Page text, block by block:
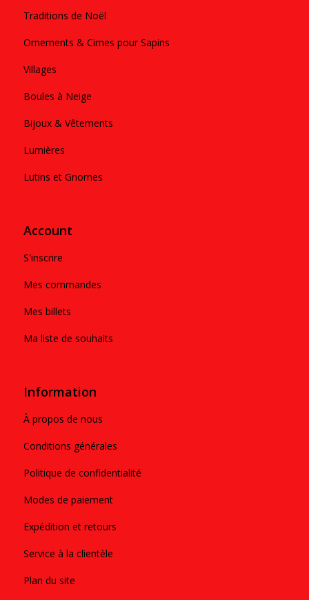
Traditions de Noël
Ornements & Cimes pour Sapins
Villages
Boules à Neige
Bijoux & Vêtements
Lumières
Lutins et Gnomes
Account
S'inscrire
Mes commandes
Mes billets
Ma liste de souhaits
Information
À propos de nous
Conditions générales
Politique de confidentialité
Modes de paiement
Expédition et retours
Service à la clientèle
Plan du site